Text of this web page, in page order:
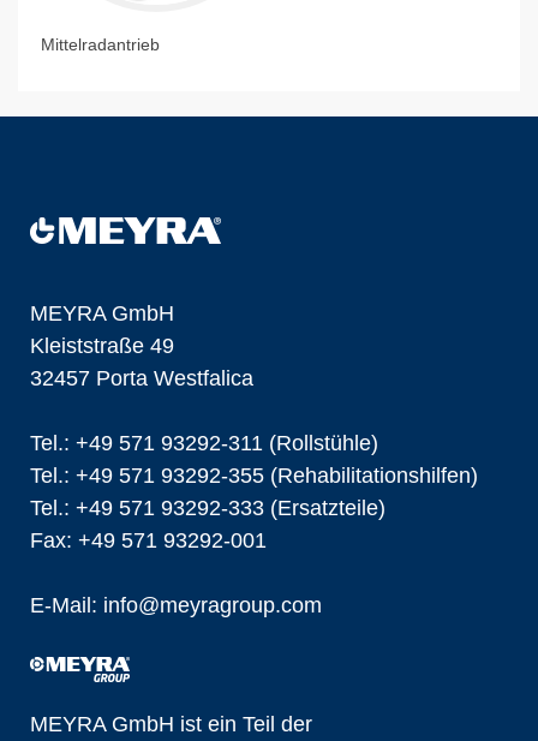
Mittelradantrieb
MEYRA GmbH
Kleiststraße 49
32457 Porta Westfalica
Tel.: +49 571 93292-311 (Rollstühle)
Tel.: +49 571 93292-355 (Rehabilitationshilfen)
Tel.: +49 571 93292-333 (Ersatzteile)
Fax: +49 571 93292-001
E-Mail: info@meyragroup.com
MEYRA GmbH ist ein Teil der